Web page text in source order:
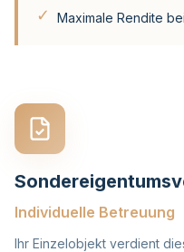
✓ Maximale Rendite
Individuelle Betreuung
Ihr Einzelobjekt verdient